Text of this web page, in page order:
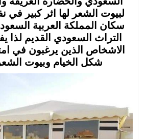
لبيوت الشعر لها اثر كبير في
سكان المملكة العربية
التراث السعودي القديم لذا
الاشخاص الذين يرغبون في
شكل الخيام وبيوت الشعر